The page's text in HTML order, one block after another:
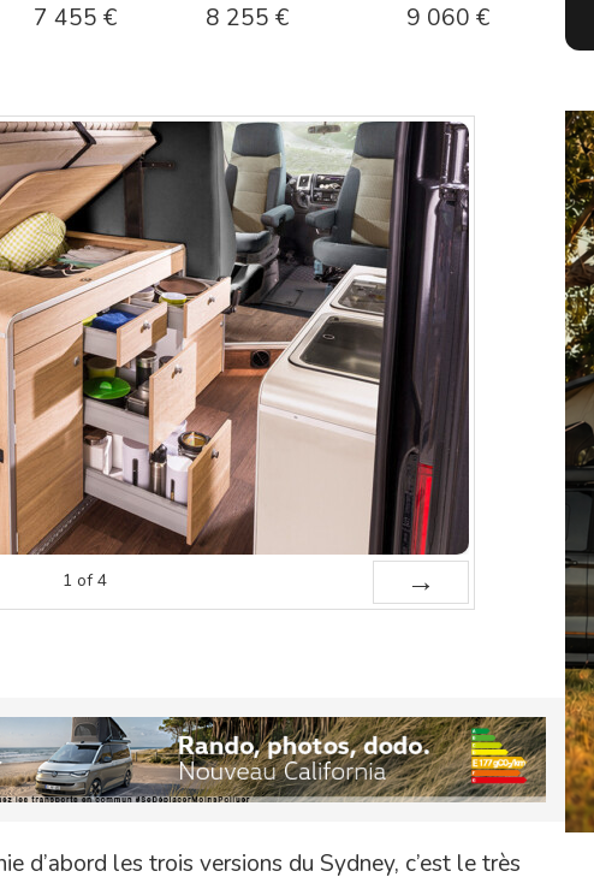
7 455 € 8 255 € 9 060 €
1 of 4
d’abord les trois versions du Sydney, c’est le très